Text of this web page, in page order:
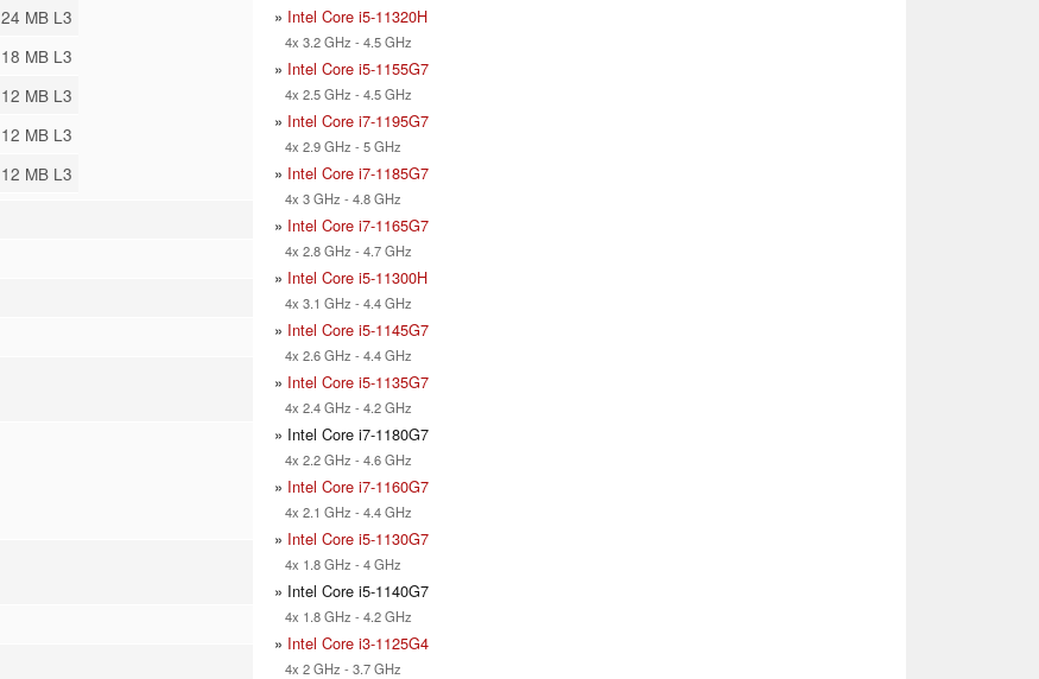
24 MB L3
18 MB L3
12 MB L3
12 MB L3
12 MB L3
» Intel Core i5-11320H
4x 3.2 GHz - 4.5 GHz
» Intel Core i5-1155G7
4x 2.5 GHz - 4.5 GHz
» Intel Core i7-1195G7
4x 2.9 GHz - 5 GHz
» Intel Core i7-1185G7
4x 3 GHz - 4.8 GHz
» Intel Core i7-1165G7
4x 2.8 GHz - 4.7 GHz
» Intel Core i5-11300H
4x 3.1 GHz - 4.4 GHz
» Intel Core i5-1145G7
4x 2.6 GHz - 4.4 GHz
» Intel Core i5-1135G7
4x 2.4 GHz - 4.2 GHz
» Intel Core i7-1180G7
4x 2.2 GHz - 4.6 GHz
» Intel Core i7-1160G7
4x 2.1 GHz - 4.4 GHz
» Intel Core i5-1130G7
4x 1.8 GHz - 4 GHz
» Intel Core i5-1140G7
4x 1.8 GHz - 4.2 GHz
» Intel Core i3-1125G4
4x 2 GHz - 3.7 GHz